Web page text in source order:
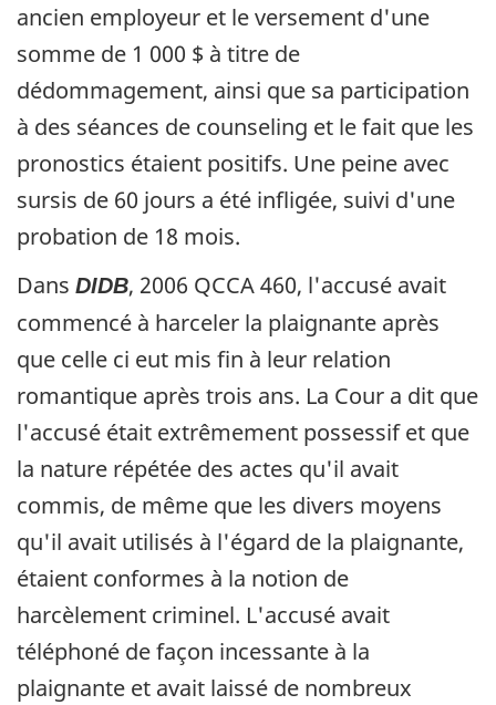
ancien employeur et le versement d'une
somme de 1 000 $ à titre de
dédommagement, ainsi que sa participation
à des séances de counseling et le fait que les
pronostics étaient positifs. Une peine avec
sursis de 60 jours a été infligée, suivi d'une
probation de 18 mois.
Dans DIDB, 2006 QCCA 460, l'accusé avait
commencé à harceler la plaignante après
que celle ci eut mis fin à leur relation
romantique après trois ans. La Cour a dit que
l'accusé était extrêmement possessif et que
la nature répétée des actes qu'il avait
commis, de même que les divers moyens
qu'il avait utilisés à l'égard de la plaignante,
étaient conformes à la notion de
harcèlement criminel. L'accusé avait
téléphoné de façon incessante à la
plaignante et avait laissé de nombreux